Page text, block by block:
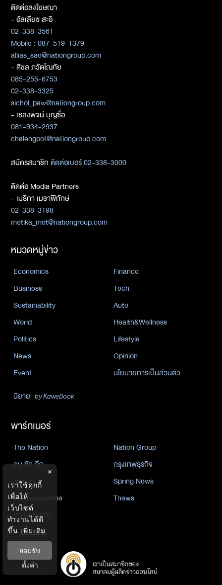
ติดต่อลงโฆษณา
- อัลเลียซ สะอิ
02-338-3561
Mobile : 087-519-1379
allias_sae@nationgroup.com
- ศิชล ภวัตโณทัย
085-255-6753
02-338-3325
sichol_paw@nationgroup.com
- เชลงพจน์ บุญซื่อ
081-934-2937
chalengpot@nationgroup.com
สมัครสมาชิกติดต่อเบอร์ 02-338-3000
ติดต่อ Media Partners
- เมธิกา เมธาพิทักษ์
02-338-3198
metika_met@nationgroup.com
หมวดหมู่ข่าว
Economics
Finance
Business
Tech
Sustainability
Auto
World
Health&Wellness
Politics
Lifestyle
News
Opinion
Event
นโยบายการเป็นส่วนตัว
นิยาย by KaweBook
พาร์ทเนอร์
The Nation
Nation Group
คม ชัด ลึก
กรุงเทพธุรกิจ
Nation
Spring News
Thainewsonline
Tnews
ฐานเศรษฐกิจ
×
เราใช้คุกกี้
เพื่อให้
เว็บไซต์
ทำงานได้ดี
ขึ้น เพิ่มเติม
ยอมรับ
ตั้งค่า